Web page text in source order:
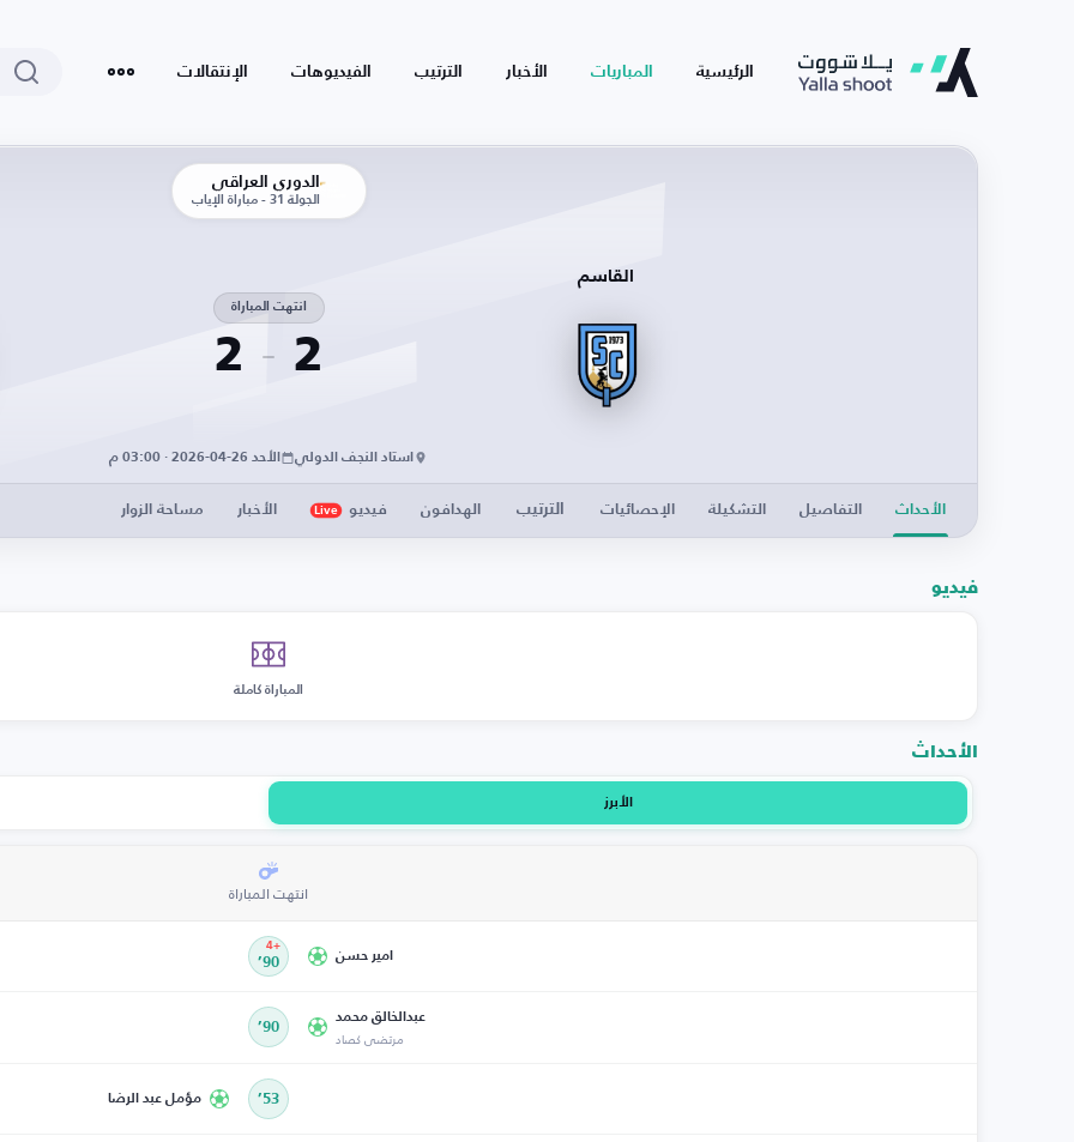
الرئيسية المباريات الأخبار الترتيب الفيديوهات الإنتقالات
الدوري العراقي
الجولة 31 - مباراة الإياب
القاسم
2
انتهت المباراة
2
استاد النجف الدولي الأحد 26-04-2026 · 03:00 م
الأحداث التفاصيل التشكيلة الإحصائيات الترتيب الهدافون فيديو Live الأخبار مساحة الزوار
فيديو
المباراة كاملة
الأحداث
الأبرز
انتهت المباراة
امير حسن 90’
+4
عبدالخالق محمد
مرتضى كصاد 90’
53’ مؤمل عبد الرضا